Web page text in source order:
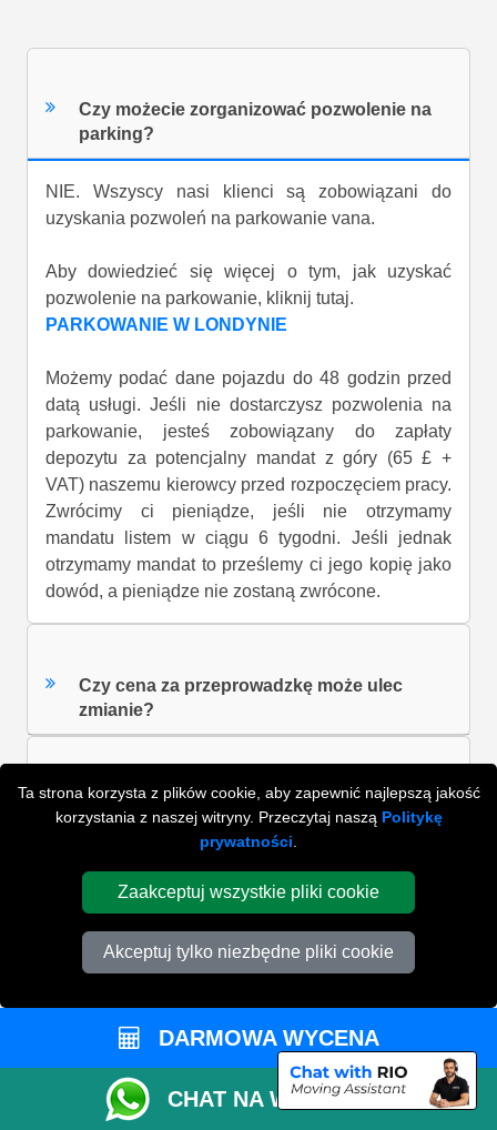
Ta strona korzysta z plików cookie, aby zapewnić najlepszą jakość
korzystania z naszej witryny. Przeczytaj naszą Politykę
prywatności
Zaakceptuj wszystkie pliki cookie
Akceptuj tylko niezbędne pliki cookie
Czy możecie zorganizować pozwolenie na
parking?
NIE. Wszyscy nasi klienci są zobowiązani do
uzyskania pozwoleń na parkowanie vana.
Aby dowiedzieć się więcej o tym, jak uzyskać
pozwolenie na parkowanie, kliknij tutaj.
PARKOWANIE W LONDYNIE
Możemy podać dane pojazdu do 48 godzin przed
datą usługi. Jeśli nie dostarczysz pozwolenia na
parkowanie, jesteś zobowiązany do zapłaty
depozytu za potencjalny mandat z góry (65 £ +
VAT) naszemu kierowcy przed rozpoczęciem pracy.
Zwrócimy ci pieniądze, jeśli nie otrzymamy
mandatu listem w ciągu 6 tygodni. Jeśli jednak
otrzymamy mandat to prześlemy ci jego kopię jako
dowód, a pieniądze nie zostaną zwrócone.
Czy cena za przeprowadzkę może ulec
zmianie?
Czy pokrywam koszta dojazdu do mnie i
powrotu ode mnie?
Ile zapłacę za usługę pakowania?
przypadku przeprowadzek
międzynarodowych?
DARMOWA WYCENA
CHAT NA WHATSAPP